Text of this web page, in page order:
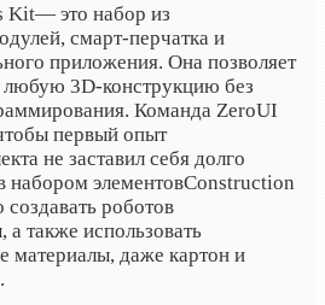
Kit— это набор из
смарт-перчатка и
приложения. Она позволяет
любую 3D-конструкцию без
Команда ZeroUI
первый опыт
не заставил себя долго
набором элементовConstruction
роботов
также использовать
материалы, даже картон и